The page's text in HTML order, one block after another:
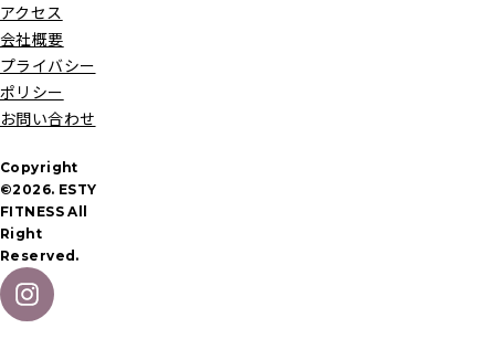
アクセス
会社概要
プライバシー
ポリシー
お問い合わせ
Copyright
©2026. ESTY
FITNESS All
Right
Reserved.